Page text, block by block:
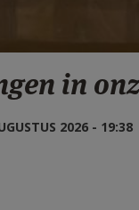
in
2026 - 19:38